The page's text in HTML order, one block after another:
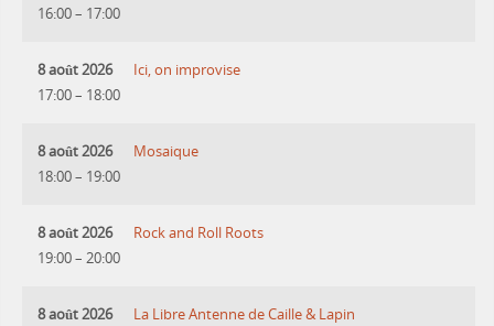
16:00– 17:00
8 août 2026
17:00– 18:00
Ici, on improvise
8 août 2026
18:00– 19:00
Mosaique
8 août 2026
19:00– 20:00
Rock and Roll Roots
8 août 2026
La Libre Antenne de Caille & Lapin